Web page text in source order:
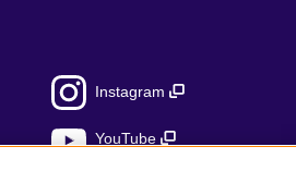
Instagram
YouTube